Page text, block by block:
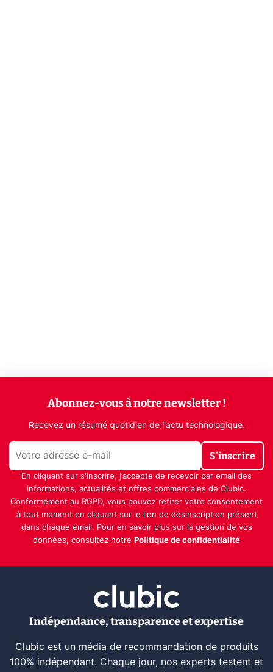
Abonnez-vous à notre newsletter !
Recevez un résumé quotidien de l'actu technologique.
S'inscrire
En cliquant sur s'inscrire, j’accepte de recevoir par email des
informations, actualités et offres commerciales de Clubic.
Conformément au RGPD, vous pouvez retirer votre consentement
à tout moment en cliquant sur le lien de désinscription présent
dans chaque email. Pour en savoir plus sur la gestion de vos
données, consultez notre Politique de confidentialité
Indépendance, transparence et expertise
Clubic est un média de recommandation de produits
100% indépendant. Chaque jour, nos experts testent et